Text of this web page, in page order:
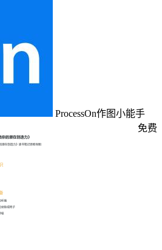
ProcessOn作图小能手
免费